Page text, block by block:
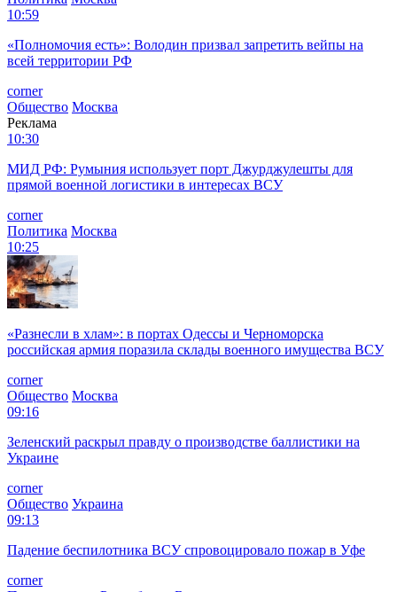
10:59
«Полномочия есть»: Володин призвал запретить вейпы на
всей территории РФ
corner
Общество Москва
Реклама
10:30
МИД РФ: Румыния использует порт Джурджулешты для
прямой военной логистики в интересах ВСУ
corner
Политика Москва
10:25
«Разнесли в хлам»: в портах Одессы и Черноморска
российская армия поразила склады военного имущества ВСУ
corner
Общество Москва
09:16
Зеленский раскрыл правду о производстве баллистики на
Украине
corner
Общество Украина
09:13
Падение беспилотника ВСУ спровоцировало пожар в Уфе
corner